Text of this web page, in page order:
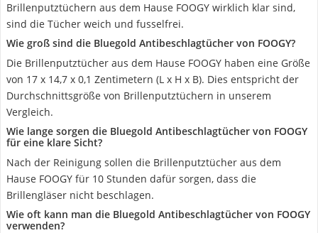
Brillenputztüchern aus dem Hause FOOGY wirklich klar sind,
sind die Tücher weich und fusselfrei.
Wie groß sind die Bluegold Antibeschlagtücher von FOOGY?
Die Brillenputztücher aus dem Hause FOOGY haben eine Größe
von 17 x 14,7 x 0,1 Zentimetern (L x H x B). Dies entspricht der
Durchschnittsgröße von Brillenputztüchern in unserem
Vergleich.
Wie lange sorgen die Bluegold Antibeschlagtücher von FOOGY
für eine klare Sicht?
Nach der Reinigung sollen die Brillenputztücher aus dem
Hause FOOGY für 10 Stunden dafür sorgen, dass die
Brillengläser nicht beschlagen.
Wie oft kann man die Bluegold Antibeschlagtücher von FOOGY
verwenden?